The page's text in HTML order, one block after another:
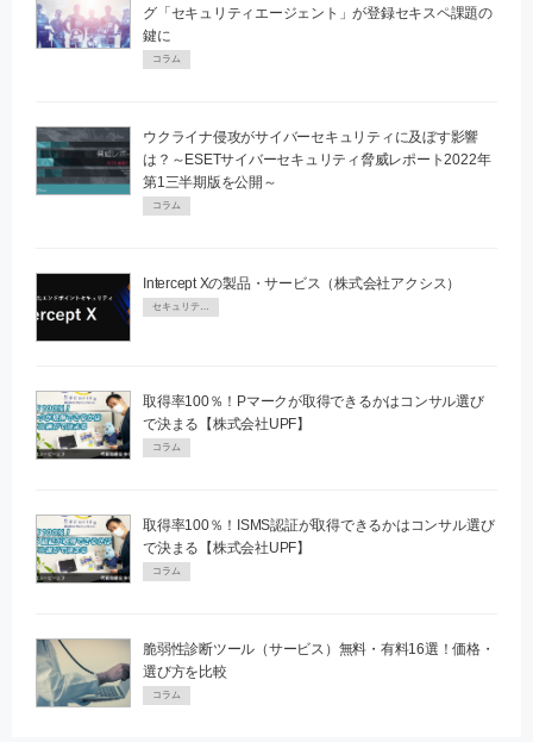
グ「セキュリティエージェント」が登録セキスペ課題の
鍵に
コラム
ウクライナ侵攻がサイバーセキュリティに及ぼす影響
は？～ESETサイバーセキュリティ脅威レポート2022年
第1三半期版を公開～
コラム
Intercept Xの製品・サービス（株式会社アクシス）
取得率100％！Pマークが取得できるかはコンサル選び
で決まる【株式会社UPF】
コラム
取得率100％！ISMS認証が取得できるかはコンサル選び
で決まる【株式会社UPF】
コラム
脆弱性診断ツール（サービス）無料・有料16選！価格・
選び方を比較
コラム